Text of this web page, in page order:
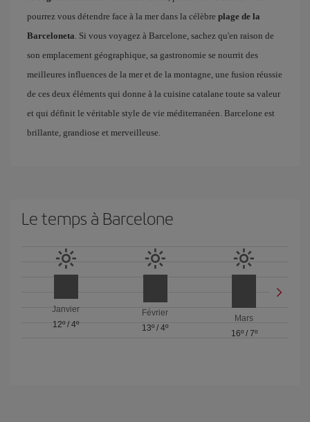
pourrez vous détendre face à la mer dans la célèbre plage de la
Barceloneta. Si vous voyagez à Barcelone, sachez qu'en raison de
son emplacement géographique, sa gastronomie se nourrit des
meilleures influences de la mer et de la montagne, une fusion réussie
de ces deux éléments qui donne à la cuisine catalane toute sa valeur
et qui définit le véritable style de vie méditerranéen. Barcelone est
brillante, grandiose et merveilleuse.
Le temps à Barcelone
Janvier
12º/4º
Février
13º / 4º
Mars
16º/ 7º